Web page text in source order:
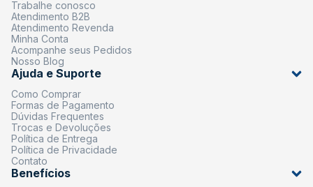
Trabalhe conosco
Atendimento B2B
Atendimento Revenda
Minha Conta
Acompanhe seus Pedidos
Nosso Blog
Ajuda e Suporte
Como Comprar
Formas de Pagamento
Dúvidas Frequentes
Trocas e Devoluções
Política de Entrega
Política de Privacidade
Contato
Benefícios